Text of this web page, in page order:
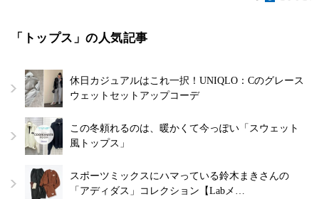
「トップス」の人気記事
休日カジュアルはこれ一択！UNIQLO：Cのグレース
ウェットセットアップコーデ
この冬頼れるのは、暖かくて今っぽい「スウェット
風トップス」
スポーツミックスにハマっている鈴木まきさんの
「アディダス」コレクション【Labメ…